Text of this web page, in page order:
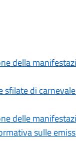
della
sfilate di
delle
sulle